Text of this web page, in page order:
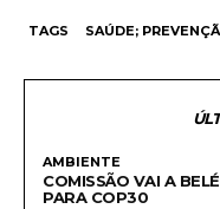
TAGS SAÚDE;
AMBIENTE
COMISSÃO VAI A
PARA COP30